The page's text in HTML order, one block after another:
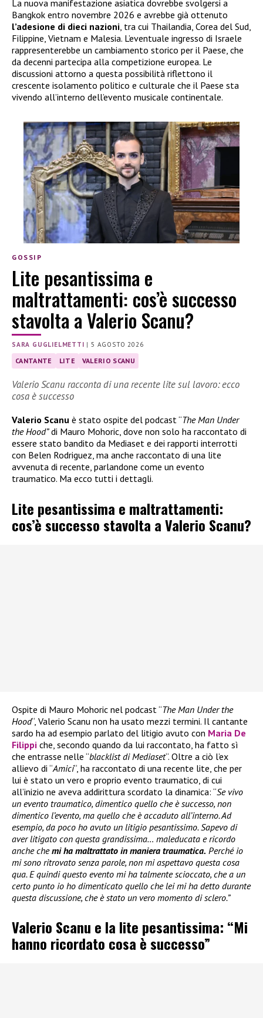
La nuova manifestazione asiatica dovrebbe svolgersi a
Bangkok entro novembre 2026 e avrebbe già ottenuto
l’adesione di dieci nazioni, tra cui Thailandia, Corea del Sud,
Filippine, Vietnam e Malesia. L’eventuale ingresso di Israele
rappresenterebbe un cambiamento storico per il Paese, che
da decenni partecipa alla competizione europea. Le
discussioni attorno a questa possibilità riflettono il
crescente isolamento politico e culturale che il Paese sta
vivendo all’interno dell’evento musicale continentale.
GOSSIP
Lite pesantissima e
maltrattamenti: cos’è successo
stavolta a Valerio Scanu?
SARA GUGLIELMETTI |5 AGOSTO 2026
CANTANTE LITE VALERIO SCANU
Valerio Scanu racconta di una recente lite sul lavoro: ecco
cosa è successo
Valerio Scanu è stato ospite del podcast “The Man Under
the Hood”di Mauro Mohoric, dove non solo ha raccontato di
essere stato bandito da Mediaset e dei rapporti interrotti
con Belen Rodriguez, ma anche raccontato di una lite
avvenuta di recente, parlandone come un evento
traumatico. Ma ecco tutti i dettagli.
Lite pesantissima e maltrattamenti:
cos’è successo stavolta a Valerio Scanu?
Ospite di Mauro Mohoric nel podcast “The Man Under the
Hood“, Valerio Scanu non ha usato mezzi termini. Il cantante
sardo ha ad esempio parlato del litigio avuto con Maria De
Filippi che, secondo quando da lui raccontato, ha fatto sì
che entrasse nelle “blacklist di Mediaset“. Oltre a ciò l’ex
allievo di “Amici“, ha raccontato di una recente lite, che per
lui è stato un vero e proprio evento traumatico, di cui
all’inizio ne aveva addirittura scordato la dinamica: “Se vivo
un evento traumatico, dimentico quello che è successo, non
dimentico l’evento, ma quello che è accaduto all’interno. Ad
esempio, da poco ho avuto un litigio pesantissimo. Sapevo di
aver litigato con questa grandissima… maleducata e ricordo
anche chemi ha maltrattato in maniera traumatica. Perché io
mi sono ritrovato senza parole, non mi aspettavo questa cosa
qua. E quindi questo evento mi ha talmente scioccato, che a un
certo punto io ho dimenticato quello che lei mi ha detto durante
questa discussione, che è stato un vero momento di sclero.”
Valerio Scanu e la lite pesantissima: “Mi
hanno ricordato cosa è successo”